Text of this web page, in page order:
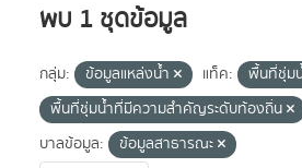
พบ 1 ชุดข้อมูล
กลุ่ม: ข้อมูลแหล่งน้ำ แท็ค:
พื้นที่ชุ่ม
พื้นที่ชุ่มน้ำที่มีความสําคัญระดับท้องถิ่น
บาลข้อมูล:
ข้อมูลสาธารณะ